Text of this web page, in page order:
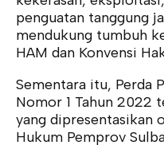
penguatan tanggung
mendukung tumbuh
HAM dan Konvensi
Sementara itu, Perda
Nomor 1 Tahun 2022
yang dipresentasikan
Hukum Pemprov